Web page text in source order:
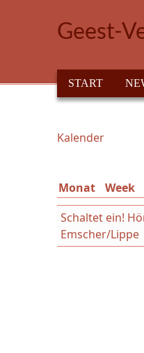
Geest-
START
Sie sind hier
Kalender
Monat Week
Schaltet ein!
Emscher/Lippe